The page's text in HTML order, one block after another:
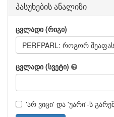
პასუხების ანალიზი
ცვლადი (რიგი)
PERFPARL: როგორ
ცვლადი (სვეტი)
'არ ვიცი' და 'უარი'-ს